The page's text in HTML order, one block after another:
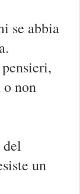
se abbia
o non
del
un